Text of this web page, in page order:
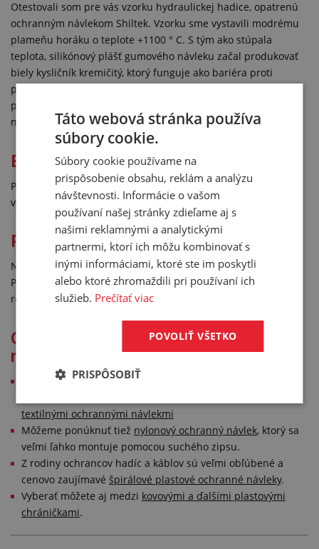
Otestovali som pre vás vzorku hydraulickej hadice, opatrenú
ochranným návlekom Shiltek. Vzorku sme vystavili modrému
plameňu horáku o teplote +1100 ° C. S tým ako stúpala
teplota, silikónový plášť gumového návleku začal produkovať
biely kysličník kremičitý, ktorý funguje ako bariéra proti
prieniku ohňa do návleku. Po ukončení experimentu môžeme
potvrdiť, že hydraulická hadica vnútri návleku bola úplne
nepoškodená.
Bezpečné upevnenie návleku
Pre dokonalú fixáciu ochranného návleku
využite
zakončovaciu pásku Pyrosil
Poznámka pre pamätníkov
Návlek Shiltek nahradil v našom sortimente produkt
Pyrojacket. Shiltek máme v ponuke skladom v mnohých
rozmeroch.
Ochrana hadíc a káblov pre menej
náročné aplikácie
Ak je prostredie pred ktorým potrebujete svoje hadice a
textilnými ochrannými návlekmi
Môžeme ponúknuť tiež nylonový ochranný návlek, ktorý sa
veľmi ľahko montuje pomocou suchého zipsu.
Z rodiny ochrancov hadíc a káblov sú veľmi obľúbené a
cenovo zaujímavé špirálové plastové ochranné návleky.
Vyberať môžete aj medzi kovovými a ďalšími plastovými
chráničkami.
Táto webová stránka používa
súbory cookie.
Súbory cookie používame na
prispôsobenie obsahu, reklám a analýzu
návštevnosti. Informácie o vašom
používaní našej stránky zdieľame aj s
našimi reklamnými a analytickými
partnermi, ktorí ich môžu kombinovať s
inými informáciami, ktoré ste im poskytli
alebo ktoré zhromaždili pri používaní ich
služieb. Prečítať viac
POVOLIŤ VŠETKO
PRISPÔSOBIŤ